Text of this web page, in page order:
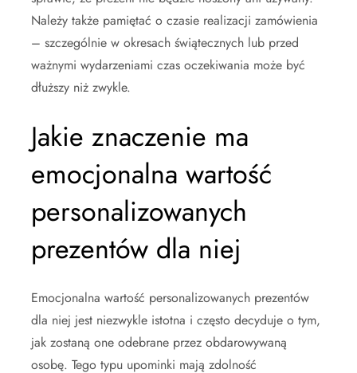
Należy także pamiętać o czasie realizacji zamówienia
– szczególnie w okresach świątecznych lub przed
ważnymi wydarzeniami czas oczekiwania może być
dłuższy niż zwykle.
Jakie znaczenie ma
emocjonalna wartość
personalizowanych
prezentów dla niej
Emocjonalna wartość personalizowanych prezentów
dla niej jest niezwykle istotna i często decyduje o tym,
jak zostaną one odebrane przez obdarowywaną
osobę. Tego typu upominki mają zdolność